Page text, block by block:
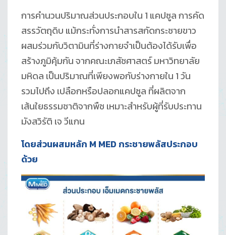
การคำนวนปริมาณส่วนประกอบใน 1 แคปซูล การคัด
สรรวัตถุดิบ แม้กระทั่งการนำสารสกัดกระชายขาว
ผสมร่วมกับวิตามินที่ร่างกายจำเป็นต้องได้รับเพื่อ
สร้างภูมิคุ้มกัน จากคณะเภสัชศาสตร์ มหาวิทยาลัย
มหิดล เป็นปริมาณที่เพียงพอกับร่างกายใน 1 วัน
รวมไปถึง เปลือกหรือปลอกแคปซูล ที่ผลิตจาก
เส้นใยธรรมชาติจากพืช เหมาะสำหรับผู้ที่รับประทาน
มังสวิรัติ เจ วีแกน
โดยส่วนผสมหลัก M MED กระชายพลัสประกอบ
ด้วย